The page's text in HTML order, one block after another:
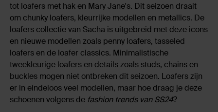
tot loafers met hak en Mary Jane's. Dit seizoen draait
om chunky loafers, kleurrijke modellen en metallics. De
loafers collectie van Sacha is uitgebreid met deze icons
en nieuwe modellen zoals penny loafers, tasseled
loafers en de loafer classics. Minimalistische
tweekleurige loafers en details zoals studs, chains en
buckles mogen niet ontbreken dit seizoen. Loafers zijn
er in eindeloos veel modellen, maar hoe draag je deze
schoenen volgens de fashion trends van SS24?